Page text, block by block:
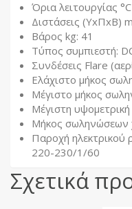
Όρια λειτουργίας
Διστάσεις (ΥxΠxΒ)
Βάρος kg: 41
Τύπος συμπιεστή:
Συνδέσεις Flare
Ελάχιστο μήκος
Μέγιστο μήκος
Μέγιστη
Μήκος σωληνώσεων
Παροχή
220-230/1/60
Σχετικά